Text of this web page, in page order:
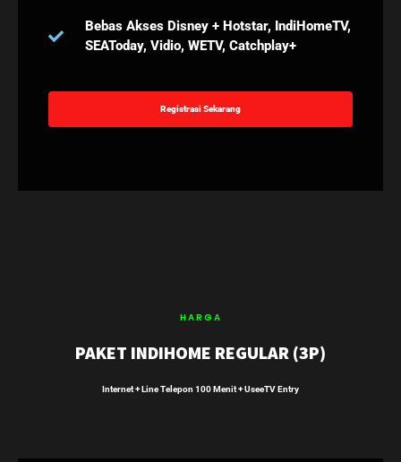
Bebas Akses Disney + Hotstar, IndiHomeTV,
SEAToday, Vidio, WETV, Catchplay+
Registrasi Sekarang
HARGA
PAKET INDIHOME REGULAR (3P)
Internet + Line Telepon 100 Menit + UseeTV Entry